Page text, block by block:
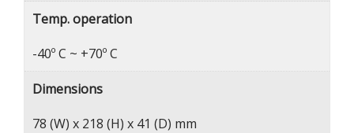
Temp. operation
-40º C ~ +70º C
Dimensions
78 (W) x 218 (H) x 41 (D) mm